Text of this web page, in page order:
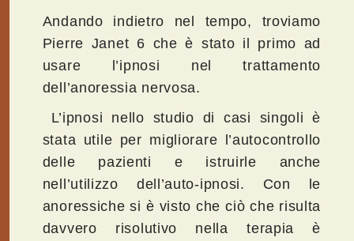
Andando indietro nel tempo, troviamo
Pierre Janet 6 che è stato il primo ad
usare l’ipnosi nel trattamento
dell’anoressia nervosa.
L’ipnosi nello studio di casi singoli è
stata utile per migliorare l’autocontrollo
delle pazienti e istruirle anche
nell’utilizzo dell’auto-ipnosi. Con le
anoressiche si è visto che ciò che risulta
davvero risolutivo nella terapia è